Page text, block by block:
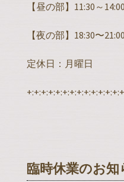
【昼の部】11:30～
【夜の部】18:30〜
定休日：月曜日
臨時休業のお知